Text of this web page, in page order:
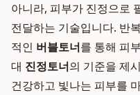
아니라, 피부가 진정으로
전달하는 기술입니다. 반
적인 버블토너를 통해 피
대 진정토너의 기준을 제
건강하고 빛나는 피부를